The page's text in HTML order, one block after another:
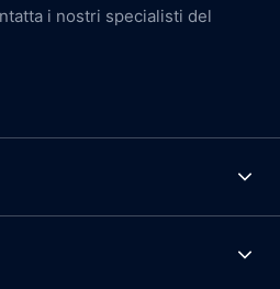
i nostri specialisti del